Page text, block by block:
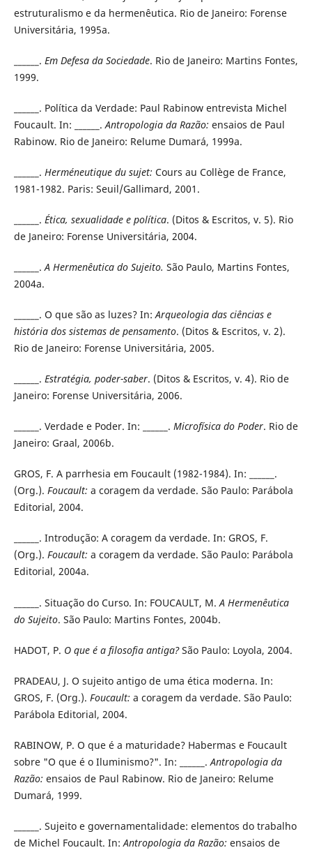
estruturalismo e da hermenêutica. Rio de Janeiro: Forense
Universitária, 1995a.
______. Em Defesa da Sociedade. Rio de Janeiro: Martins Fontes,
1999.
______. Política da Verdade: Paul Rabinow entrevista Michel
Foucault. In: ______.Antropologia da Razão: ensaios de Paul
Rabinow. Rio de Janeiro: Relume Dumará, 1999a.
______. Herméneutique du sujet: Cours au Collège de France,
1981-1982. Paris: Seuil/Gallimard, 2001.
______. Ética, sexualidade e política. (Ditos & Escritos, v. 5). Rio
de Janeiro: Forense Universitária, 2004.
______.A Hermenêutica do Sujeito. São Paulo, Martins Fontes,
2004a.
______. O que são as luzes? In:Arqueologia das ciências e
história dos sistemas de pensamento. (Ditos & Escritos, v. 2).
Rio de Janeiro: Forense Universitária, 2005.
______. Estratégia, poder-saber. (Ditos & Escritos, v. 4). Rio de
Janeiro: Forense Universitária, 2006.
______. Verdade e Poder. In: ______. Microfísica do Poder. Rio de
Janeiro: Graal, 2006b.
GROS, F. A parrhesia em Foucault (1982-1984). In: ______.
(Org.). Foucault: a coragem da verdade. São Paulo: Parábola
Editorial, 2004.
______. Introdução: A coragem da verdade. In: GROS, F.
(Org.). Foucault: a coragem da verdade. São Paulo: Parábola
Editorial, 2004a.
______. Situação do Curso. In: FOUCAULT, M. A Hermenêutica
do Sujeito. São Paulo: Martins Fontes, 2004b.
HADOT, P. O que é a filosofia antiga?São Paulo: Loyola, 2004.
PRADEAU, J. O sujeito antigo de uma ética moderna. In:
GROS, F. (Org.). Foucault: a coragem da verdade. São Paulo:
Parábola Editorial, 2004.
RABINOW, P. O que é a maturidade? Habermas e Foucault
sobre "O que é o Iluminismo?". In: ______. Antropologia da
Razão: ensaios de Paul Rabinow. Rio de Janeiro: Relume
Dumará, 1999.
______. Sujeito e governamentalidade: elementos do trabalho
de Michel Foucault. In: Antropologia da Razão: ensaios de